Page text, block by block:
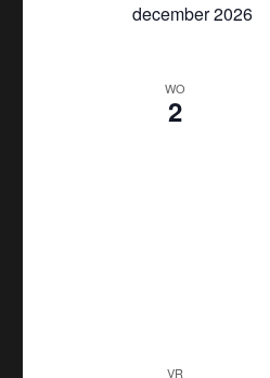
december 2026
WO
2
VR